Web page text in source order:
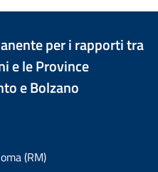
per i rapporti tra
e le Province
e Bolzano
(RM)